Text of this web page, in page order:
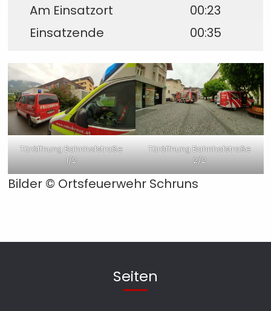
Am Einsatzort
00:23
Einsatzende
00:35
Türöffnung Bahnhofstraße
1/2
Türöffnung Bahnhofstraße
2/2
Bilder © Ortsfeuerwehr Schruns
Seiten